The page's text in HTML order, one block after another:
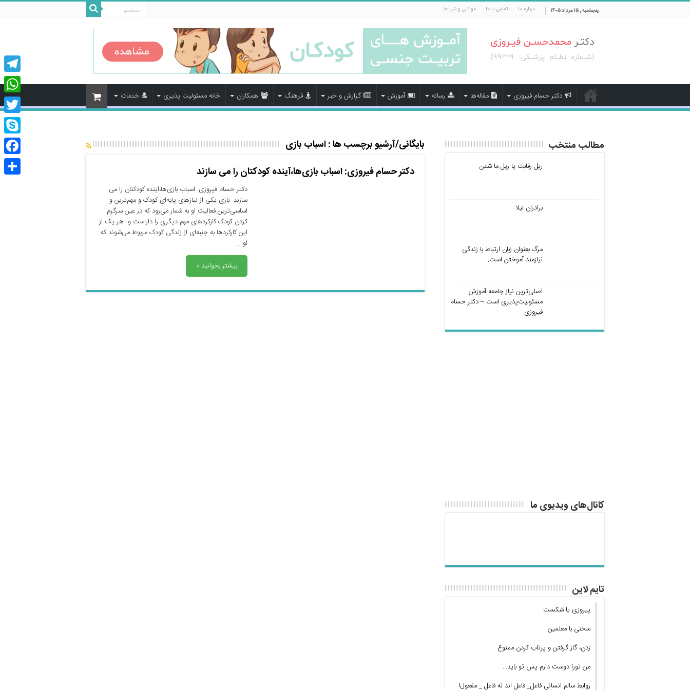
پنجشنبه , ۱۵ مرداد ۱۴۰۵ درباره ما تماس با ما قوانین و شرایط
دکتر حسام فیروزی مقاله‌ها رسانه آموزش گزارش و خبر فرهنگ همکاران خانه مسئولیت پذیری خدمات
بایگانی/آرشیو برچسب ها :اسباب بازی
دکتر حسام فیروزی: اسباب بازی‌ها،آینده کودکتان را می سازند
دکتر حسام فیروزی: اسباب بازی‌ها،آینده کودکتان را می
سازند بازی یکی از نیازهای پایه‌ای کودک و مهم‌ترین و
اساسی‌ترین فعالیت او به شمار می‌رود که در عین سرگرم
کردن کودک کارکردهای مهم دیگری را داراست و هر یک از
این کارکردها به جنبه‌ای از زندگی کودک مربوط می‌شوند که
او …
بیشتر بخوانید »
مطالب منتخب
ریل رقابت یا ریل ما شدن
برادران لیلا
مرگ بعنوان زبان ارتباط با زندگی
نیازمند آموختن است.
اصلی‌ترین نیاز جامعه آموزش
مسئولیت‌پذیری است – دکتر حسام
فیروزی
کانال‌های ویدیوی ما
تایم لاین
پیروزی یا شکست
سخنی با معلمین
زدن، گاز گرفتن و پرتاب کردن ممنوع
من تورا دوست دارم پس تو باید…
روابط سالم انسانی فاعل_ فاعل اند نه فاعل _ مفعول!
Skype